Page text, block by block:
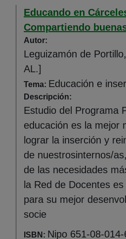
Educando en
Compartiendo
Autor:
Leguizamón de
AL.]
Tema: Educación e
Descripción:
Estudio del Programa
educación es la mejor
lograr la inserción y
de nuestrosinternos/
de las necesidades
la Red de Docentes
para su mejor
socie
ISBN: Nipo 651-08-014-